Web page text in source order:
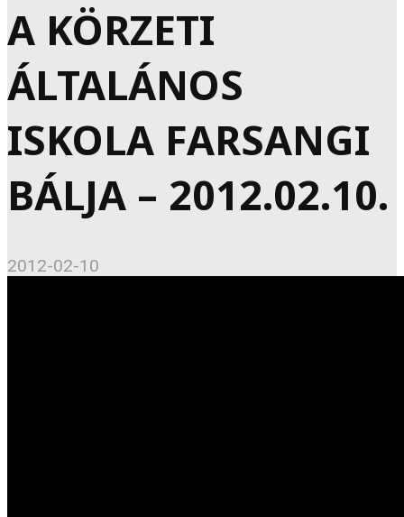
A KÖRZETI
ÁLTALÁNOS
ISKOLA FARSANGI
BÁLJA – 2012.02.10.
2012-02-10